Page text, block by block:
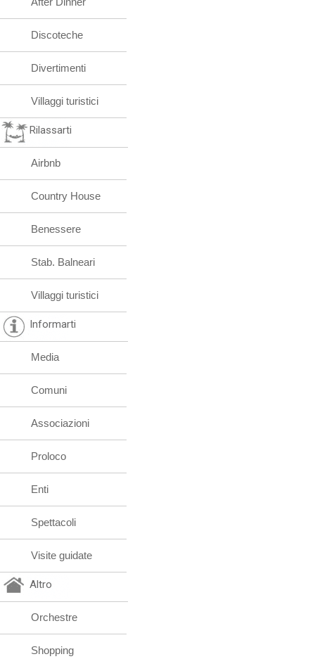
Discoteche
Divertimenti
Villaggi turistici
Rilassarti
Airbnb
Country House
Benessere
Stab. Balneari
Villaggi turistici
Informarti
Media
Comuni
Associazioni
Proloco
Enti
Spettacoli
Visite guidate
Altro
Orchestre
Shopping